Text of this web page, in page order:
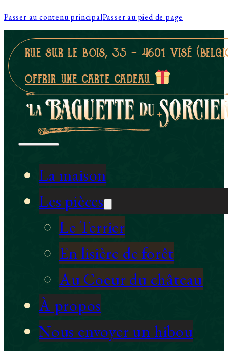
Passer au contenu principalPasser au pied de page
rue sur le bois, 35 - 4601 visé
offrir une carte cadeau
La maison
Les pièces
Le Terrier
En lisière de forêt
Au Coeur du château
À propos
Nous envoyer un hibou